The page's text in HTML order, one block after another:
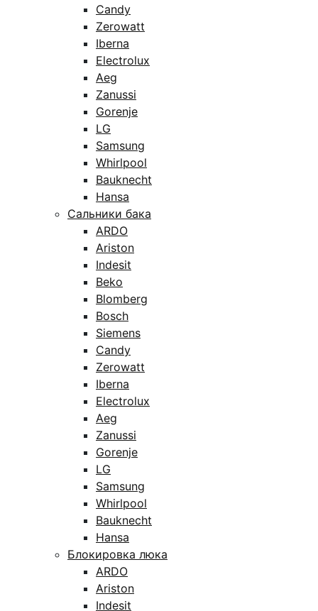
Candy
Zerowatt
Iberna
Electrolux
Aeg
Zanussi
Gorenje
LG
Samsung
Whirlpool
Bauknecht
Hansa
Сальники бака
ARDO
Ariston
Indesit
Beko
Blomberg
Bosch
Siemens
Candy
Zerowatt
Iberna
Electrolux
Aeg
Zanussi
Gorenje
LG
Samsung
Whirlpool
Bauknecht
Hansa
Блокировка люка
ARDO
Ariston
Indesit